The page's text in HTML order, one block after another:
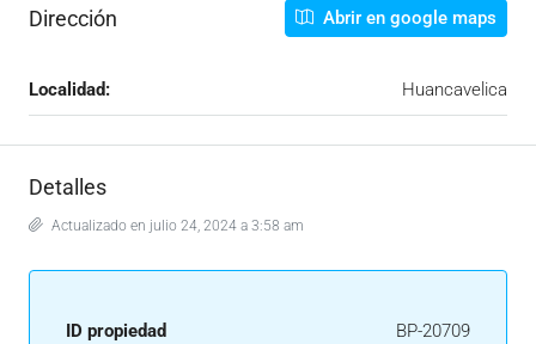
Dirección Abrir en google maps
Localidad: Huancavelica
Detalles
Actualizado en julio 24, 2024 a 3:58 am
ID propiedad BP-20709